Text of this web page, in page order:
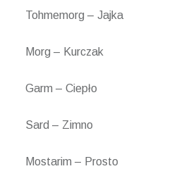
Tohmemorg – Jajka
Morg – Kurczak
Garm – Ciepło
Sard – Zimno
Mostarim – Prosto